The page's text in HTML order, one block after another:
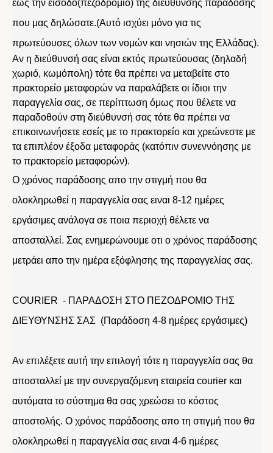
έως την είσοδο(πεζοδρόμιο) της διεύθυνσης παράδοσης
που μας δηλώσατε.(Αυτό ισχύει μόνο για τις
πρωτεύουσες όλων των νομών και νησιών της Ελλάδας).
Αν η διεύθυνσή σας είναι εκτός πρωτεύουσας (δηλαδή
χωριό, κωμόπολη) τότε θα πρέπει να μεταβείτε στο
πρακτορείο μεταφορών να παραλάβετε οι ίδιοι την
παραγγελία σας, σε περίπτωση όμως που θέλετε να
παραδοθούν στη διεύθυνσή σας τότε θα πρέπει να
επικοινωνήσετε εσείς με το πρακτορείο και χρεώνεστε με
τα επιπλέον έξοδα μεταφοράς (κατόπιν συνεννόησης με
το πρακτορείο μεταφορών).
Ο χρόνος παράδοσης απο την στιγμή που θα
ολοκληρωθεί η παραγγελία σας ειναι 8-12 ημέρες
εργάσιμες ανάλογα σε ποια περιοχή θέλετε να
αποσταλλεί. Σας ενημερώνουμε οτι ο χρόνος παράδοσης
μετράει απο την ημέρα εξόφλησης της παραγγελίας σας.
COURIER - ΠΑΡΑΔΟΣΗ ΣΤΟ ΠΕΖΟΔΡΟΜΙΟ ΤΗΣ
ΔΙΕΥΘΥΝΣΗΣ ΣΑΣ (Παράδοση 4-8 ημέρες εργάσιμες)
Αν επιλέξετε αυτή την επιλογή τότε η παραγγελία σας θα
αποσταλλεί με την συνεργαζόμενη εταιρεία courier και
αυτόματα το σύστημα θα σας χρεώσει το κόστος
αποστολής. Ο χρόνος παράδοσης απο τη στιγμή που θα
ολοκληρωθεί η παραγγελία σας ειναι 4-6 ημέρες